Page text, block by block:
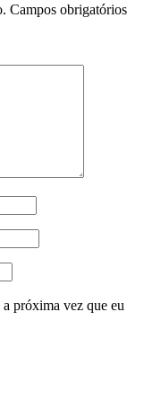
Campos obrigatórios
a próxima vez que eu